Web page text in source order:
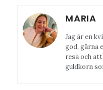
MARIA
Jag är en
god, gärna
resa och
guldkorn